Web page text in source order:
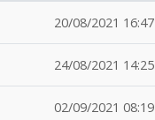
20/08/2021 16:47
24/08/2021 14:25
02/09/2021 08:19